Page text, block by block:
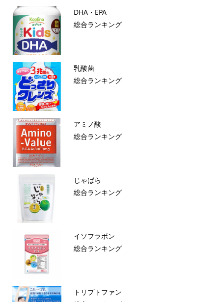
DHA・EPA
総合ランキング
乳酸菌
総合ランキング
アミノ酸
総合ランキング
じゃばら
総合ランキング
イソフラボン
総合ランキング
トリプトファン